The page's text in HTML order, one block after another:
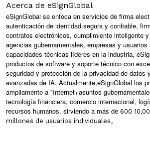
Acerca de eSignGlobal
eSignGlobal se enfoca en servicios de firma
autenticación de identidad segura y confiable,
contratos electrónicos, cumplimiento inteligente
agencias gubernamentales, empresas y
capacidades técnicas líderes en la industria,
productos de software y soporte técnico con
seguridad y protección de la privacidad de datos
avanzadas de IA. Actualmente,eSignGlobal los
ampliamente a "Internet+asuntos
tecnología financiera, comercio internacional,
recursos humanos, sirviendo a más de 600
millones de usuarios individuales。